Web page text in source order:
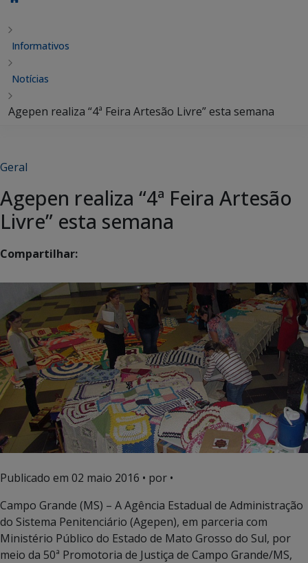
Informativos
Notícias
Agepen realiza “4ª Feira Artesão Livre” esta semana
Geral
Agepen realiza “4ª Feira Artesão
Livre” esta semana
Compartilhar:
Publicado em 02 maio 2016 • por •
Campo Grande (MS) – A Agência Estadual de Administração
do Sistema Penitenciário (Agepen), em parceria com
Ministério Público do Estado de Mato Grosso do Sul, por
meio da 50ª Promotoria de Justiça de Campo Grande/MS,